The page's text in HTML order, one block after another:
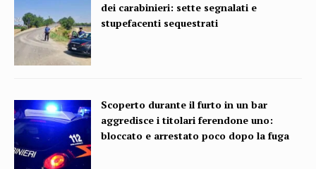
dei carabinieri: sette segnalati e
stupefacenti sequestrati
Scoperto durante il furto in un bar
aggredisce i titolari ferendone uno:
bloccato e arrestato poco dopo la fuga